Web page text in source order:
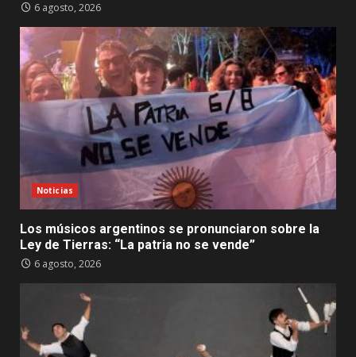
6 agosto, 2026
Noticias
Los músicos argentinos se pronunciaron sobre la
Ley de Tierras: “La patria no se vende”
6 agosto, 2026